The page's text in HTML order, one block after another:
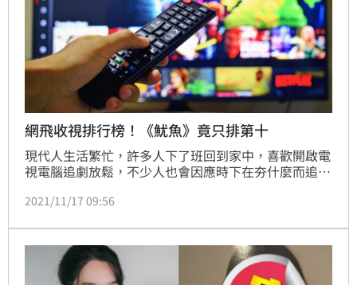
網飛收視排行榜！《魷魚》竟只排第十
現代人生活繁忙，許多人下了班回到家中，喜歡開啟電
視電腦追劇放鬆，不少人也會因應時下在夯什麼而追什
Netflix每週也都會在官網上公布「收看時數最多10大
魚遊戲》則是由「這部」奪下第一名。
2021/11/17 09:56